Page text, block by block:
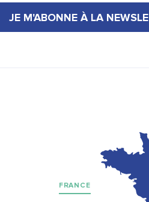
JE M'ABONNE À LA
FRANCE